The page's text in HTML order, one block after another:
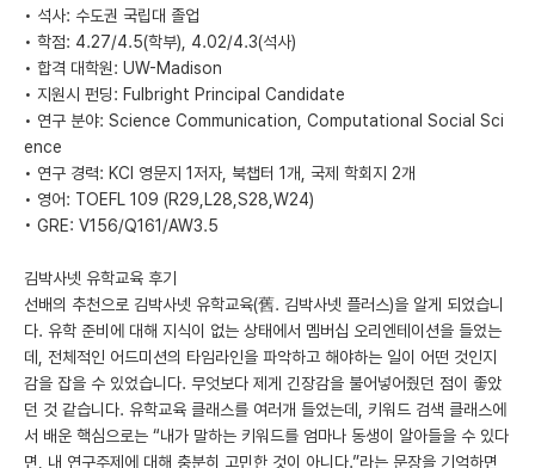
• 석사: 수도권 국립대 졸업
• 학점: 4.27/4.5(학부), 4.02/4.3(석사)
• 합격 대학원: UW-Madison
• 지원시 펀딩: Fulbright Principal Candidate
• 연구 분야: Science Communication, Computational Social Sci
ence
• 연구 경력: KCI 영문지 1저자, 북챕터 1개, 국제 학회지 2개
• 영어: TOEFL 109 (R29,L28,S28,W24)
• GRE: V156/Q161/AW3.5
김박사넷 유학교육 후기
선배의 추천으로 김박사넷 유학교육(舊. 김박사넷 플러스)을 알게 되었습니
다. 유학 준비에 대해 지식이 없는 상태에서 멤버십 오리엔테이션을 들었는
데, 전체적인 어드미션의 타임라인을 파악하고 해야하는 일이 어떤 것인지
감을 잡을 수 있었습니다. 무엇보다 제게 긴장감을 불어넣어줬던 점이 좋았
던 것 같습니다. 유학교육 클래스를 여러개 들었는데, 키워드 검색 클래스에
서 배운 핵심으로는 “내가 말하는 키워드를 엄마나 동생이 알아들을 수 있다
면, 내 연구주제에 대해 충분히 고민한 것이 아니다.”라는 문장을 기억하면